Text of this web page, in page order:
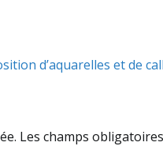
d’aquarelles et de
Les champs